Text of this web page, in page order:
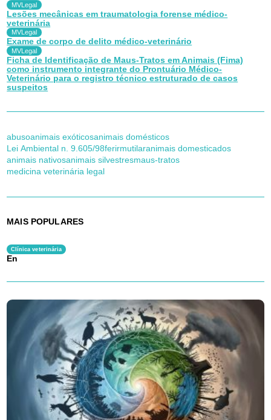
MVLegal
Lesões mecânicas em traumatologia forense médico-
veterinária
MVLegal
Exame de corpo de delito médico-veterinário
MVLegal
Ficha de Identificação de Maus-Tratos em Animais (Fima)
como instrumento integrante do Prontuário Médico-
Veterinário para o registro técnico estruturado de casos
suspeitos
abusoanimais exóticosanimais domésticos
Lei Ambiental n. 9.605/98ferirmutilaranimais domesticados
animais nativosanimais silvestresmaus-tratos
medicina veterinária legal
MAIS POPULARES
Clínica veterinária
En